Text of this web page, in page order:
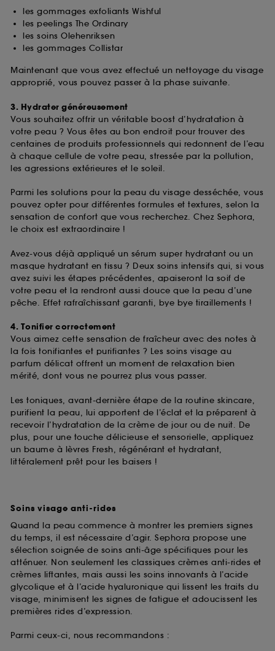
les gommages exfoliants Wishful
les peelings The Ordinary
les soins Olehenriksen
les gommages Collistar
Maintenant que vous avez effectué un nettoyage du visage
approprié, vous pouvez passer à la phase suivante.
3. Hydrater généreusement
Vous souhaitez offrir un véritable boost d’hydratation à
votre peau ? Vous êtes au bon endroit pour trouver des
centaines de produits professionnels qui redonnent de l’eau
à chaque cellule de votre peau, stressée par la pollution,
les agressions extérieures et le soleil.
Parmi les solutions pour la peau du visage desséchée, vous
pouvez opter pour différentes formules et textures, selon la
sensation de confort que vous recherchez. Chez Sephora,
le choix est extraordinaire !
Avez-vous déjà appliqué un sérum super hydratant ou un
masque hydratant en tissu ? Deux soins intensifs qui, si vous
avez suivi les étapes précédentes, apaiseront la soif de
votre peau et la rendront aussi douce que la peau d’une
pêche. Effet rafraîchissant garanti, bye bye tiraillements !
4. Tonifier correctement
Vous aimez cette sensation de fraîcheur avec des notes à
la fois tonifiantes et purifiantes ? Les soins visage au
parfum délicat offrent un moment de relaxation bien
mérité, dont vous ne pourrez plus vous passer.
Les toniques, avant-dernière étape de la routine skincare,
purifient la peau, lui apportent de l’éclat et la préparent à
recevoir l’hydratation de la crème de jour ou de nuit. De
plus, pour une touche délicieuse et sensorielle, appliquez
un baume à lèvres Fresh, régénérant et hydratant,
littéralement prêt pour les baisers !
Soins visage anti-rides
Quand la peau commence à montrer les premiers signes
du temps, il est nécessaire d’agir. Sephora propose une
sélection soignée de soins anti-âge spécifiques pour les
atténuer. Non seulement les classiques crèmes anti-rides et
crèmes liftantes, mais aussi les soins innovants à l’acide
glycolique et à l’acide hyaluronique qui lissent les traits du
visage, minimisent les signes de fatigue et adoucissent les
premières rides d’expression.
Parmi ceux-ci, nous recommandons :
fréquentation et de navigation sur notre site afin
d’en améliorer la performance.
Cookies de sécurisation des paiements en ligne :
ils nous permettent de lutter notamment contre les
fraudes aux moyens de paiement et les
usurpations d’identité.
Cookies fonctionnels :
permettant l’affichage et/ou la fourniture de
certaines fonctionnalités du site, tel que les
cookies d’authentification qui sont utilisés afin de
vous faire bénéficier de l’authentification
prolongée vous permettant d’accéder à votre
compte lors de votre prochaine visite sur le site
passe.
lecture de ces traceurs requiert votre accord. Vous
pouvez personnaliser vos choix concernant le dépôt
de ces cookies grâce au bouton "personnaliser mes
choix" ci-dessous ou décider de "tout accepter".
Sephora pourra associer les informations de
navigation collectées par ces Cookies, pour les
finalités acceptées, avec les données personnelles
collectées ou générées lors de votre activité en ligne
sur "continuer sans accepter". Voous pouvez à tout
moment choisir de retirer votrte consentement. Si vous
souhaitez obtenir plus d'information sur les cookies